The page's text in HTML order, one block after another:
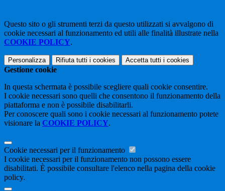
Questo sito o gli strumenti terzi da questo utilizzati si avvalgono di
cookie necessari al funzionamento ed utili alle finalità illustrate nella
COOKIE POLICY.
Personalizza Rifiuta tutti i cookies Accetta tutti i cookies
Gestione cookie
In questa schermata è possibile scegliere quali cookie consentire.
I cookie necessari sono quelli che consentono il funzionamento della
piattaforma e non è possibile disabilitarli.
Per conoscere quali sono i cookie necessari al funzionamento potete
visionare la COOKIE POLICY.
Cookie necessari per il funzionamento
I cookie necessari per il funzionamento non possono essere
disabilitati. È possibile consultare l'elenco nella pagina della cookie
policy.